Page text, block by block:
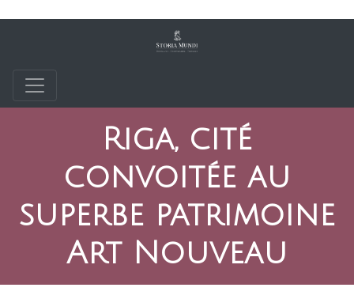
Riga, cité
convoitée au
superbe patrimoine
Art Nouveau